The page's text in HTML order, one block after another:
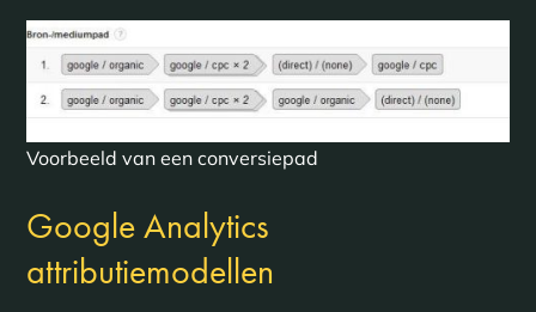
Voorbeeld van een conversiepad
Google Analytics
attributiemodellen